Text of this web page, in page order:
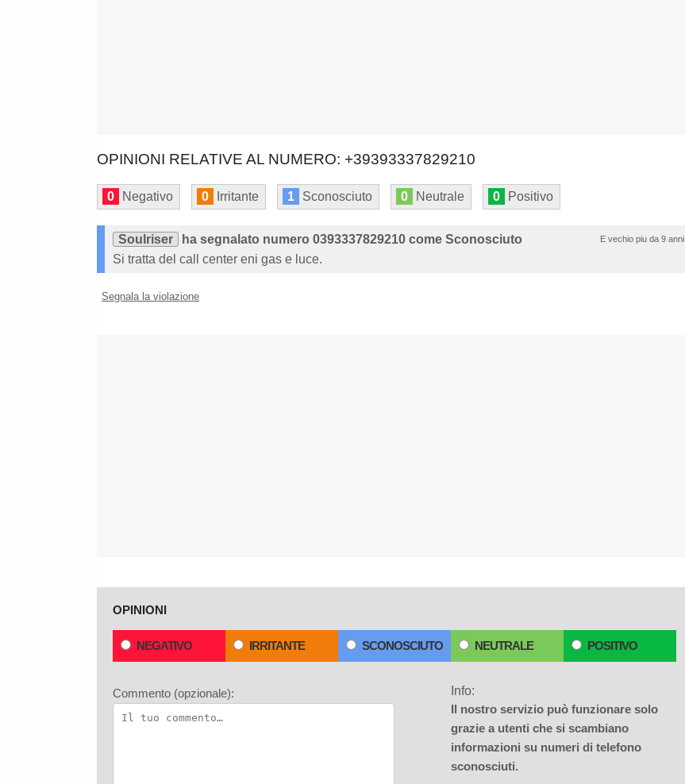
OPINIONI RELATIVE AL NUMERO: +39393337829210
0 Negativo 0 Irritante 1 Sconosciuto 0 Neutrale 0 Positivo
E vechio piu da 9 anni
Soulriser
ha segnalato numero 0393337829210 come Sconosciuto
Si tratta del call center eni gas e luce.
Segnala la violazione
OPINIONI
NEGATIVO IRRITANTE SCONOSCIUTO NEUTRALE POSITIVO
Commento (opzionale):
Info:
Il nostro servizio può funzionare solo
grazie a utenti che si scambiano
informazioni su numeri di telefono
sconosciuti.